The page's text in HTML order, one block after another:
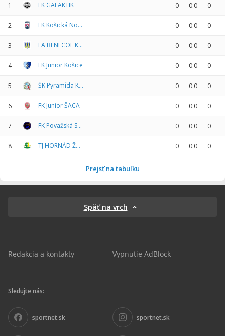
1 FK GALAKTIK 0 0:0 0
2 FK Košická Nová Ves 0 0:0 0
3 FA BENECOL KOŠICE 0 0:0 0
4 FK Junior Košice 0 0:0 0
5 ŠK Pyramída Košice 0 0:0 0
6 FK Junior ŠACA 0 0:0 0
7 FK Považská Sokoľ 0 0:0 0
8 TJ HORNÁD Ždaňa 0 0:0 0
Prejsť na tabuľku
Späť na vrch
Redakcia a kontakty Vypnutie AdBlock
Sledujte nás:
sportnet.sk sportnet.sk